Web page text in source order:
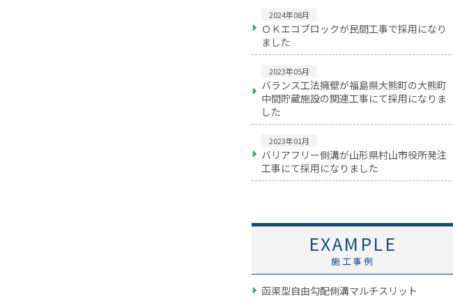
2024年08月
ＯＫエコブロックが民間工事で採用になり
ました
2023年05月
バランス工法擁壁が福島県大熊町の大熊町
中間貯蔵施設の関連工事にて採用になりま
した
2023年01月
バリアフリー側溝が山形県村山市役所発注
工事にて採用になりました
EXAMPLE
施工事例
函渠型自由勾配側溝マルチスリット